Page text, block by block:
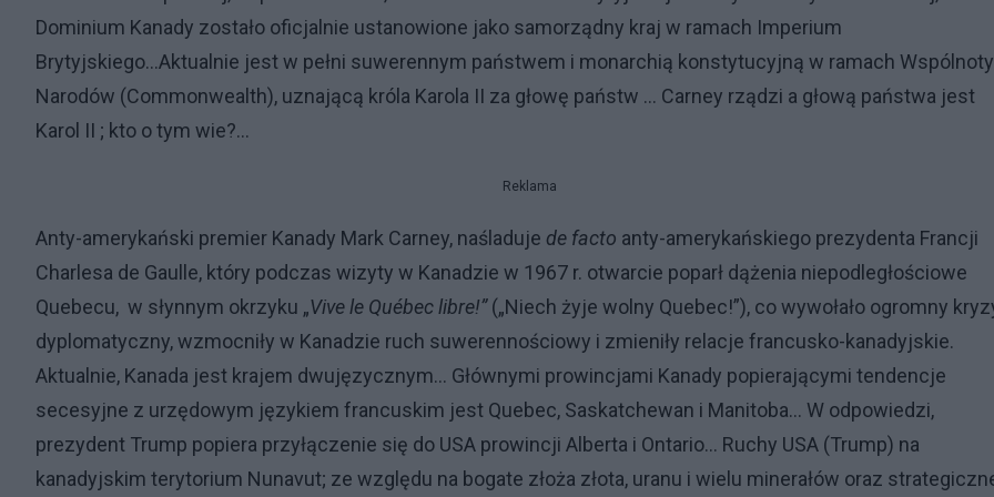
Dominium Kanady zostało oficjalnie ustanowione jako samorządny kraj w ramach Imperium
Brytyjskiego...Aktualnie jest w pełni suwerennym państwem i monarchią konstytucyjną w ramach Wspólnoty
Narodów (Commonwealth), uznającą króla Karola II za głowę państw ... Carney rządzi a głową państwa jest
Karol II ; kto o tym wie?...
Reklama
Anty-amerykański premier Kanady Mark Carney, naśladuje de facto anty-amerykańskiego prezydenta Francji
Charlesa de Gaulle, który podczas wizyty w Kanadzie w 1967 r. otwarcie poparł dążenia niepodległościowe
Quebecu, w słynnym okrzyku „Vive le Québec libre!”(„Niech żyje wolny Quebec!”), co wywołało ogromny
dyplomatyczny, wzmocniły w Kanadzie ruch suwerennościowy i zmieniły relacje francusko-kanadyjskie.
Aktualnie, Kanada jest krajem dwujęzycznym... Głównymi prowincjami Kanady popierającymi tendencje
secesyjne z urzędowym językiem francuskim jest Quebec, Saskatchewan i Manitoba... W odpowiedzi,
prezydent Trump popiera przyłączenie się do USA prowincji Alberta i Ontario... Ruchy USA (Trump) na
kanadyjskim terytorium Nunavut; ze względu na bogate złoża złota, uranu i wielu minerałów oraz